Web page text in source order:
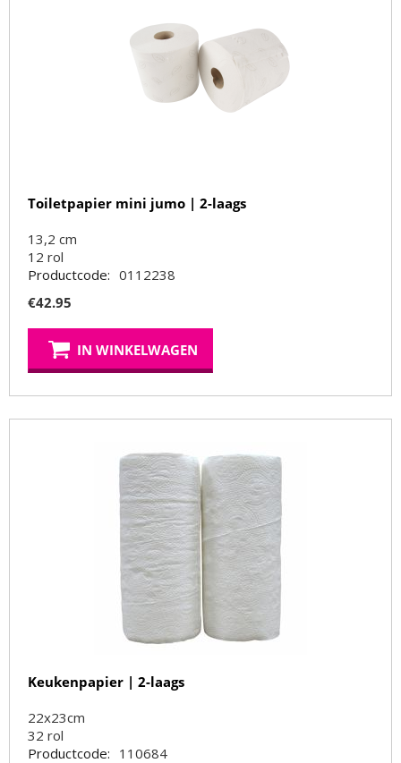
Toiletpapier mini jumo | 2-laags
13,2 cm
12 rol
Productcode: 0112238
€42.95
IN WINKELWAGEN
Keukenpapier | 2-laags
22x23cm
32 rol
Productcode: 110684